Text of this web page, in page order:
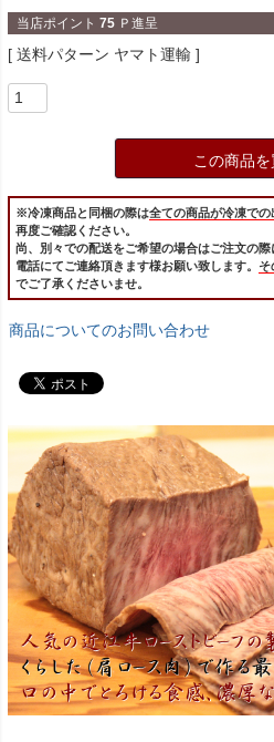
当店ポイント 75 Ｐ進呈
送料パターン ヤマト運輸
この商品を
※冷凍商品と同梱の際は全ての商品が冷凍での
再度ご確認ください。
尚、別々での配送をご希望の場合はご注文の
電話にてご連絡頂きます様お願い致します。 そ
でご了承くださいませ。
商品についてのお問い合わせ